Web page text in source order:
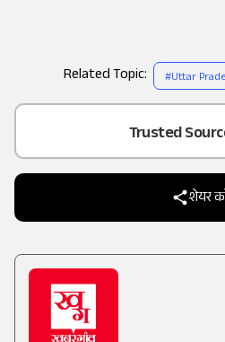
Add
Trusted
शेयर
Related Topic: #Uttar